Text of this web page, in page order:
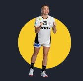
Call to action image